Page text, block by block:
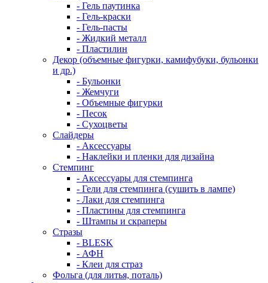
- Гель паутинка
- Гель-краски
- Гель-пасты
- Жидкий металл
- Пластилин
Декор (объемные фигурки, камифубуки, бульонки
и др.)
- Бульонки
- Жемчуги
- Объемные фигурки
- Песок
- Сухоцветы
Слайдеры
- Аксессуары
- Наклейки и пленки для дизайна
Стемпинг
- Аксессуары для стемпинга
- Гели для стемпинга (сушить в лампе)
- Лаки для стемпинга
- Пластины для стемпинга
- Штампы и скраперы
Стразы
- BLESK
- АФН
- Клеи для страз
Фольга (для литья, поталь)